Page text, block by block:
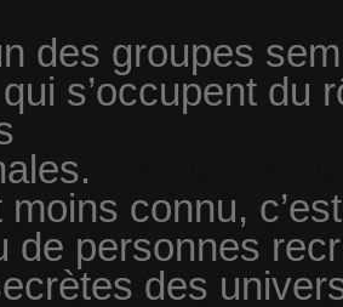
des groupes
s’occupent du
connu,
de personnes
des